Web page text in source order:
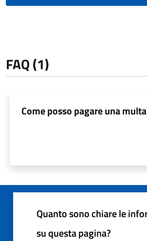
FAQ (1)
Come posso pagare una
Quanto sono chiare le
su questa pagina?